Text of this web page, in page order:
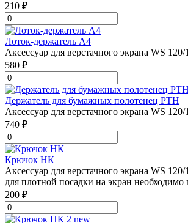
210 ₽
Лоток-держатель А4
Аксессуар для верстачного экрана WS
580 ₽
Держатель для бумажных полотенец PTH
Аксессуар для верстачного экрана WS
740 ₽
Крючок НК
Аксессуар для верстачного экрана WS
для плотной посадки на экран необходимо
200 ₽